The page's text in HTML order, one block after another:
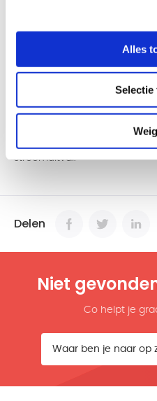
Alles
Selectie
uitvallen dan staan we
snel mogelijk te herstellen.
Ga naar de speciale
Opdenkvooruit.nlstaat een
doen om voorbereid te zijn
stroomuitval.
Delen
Niet
Co helpt je